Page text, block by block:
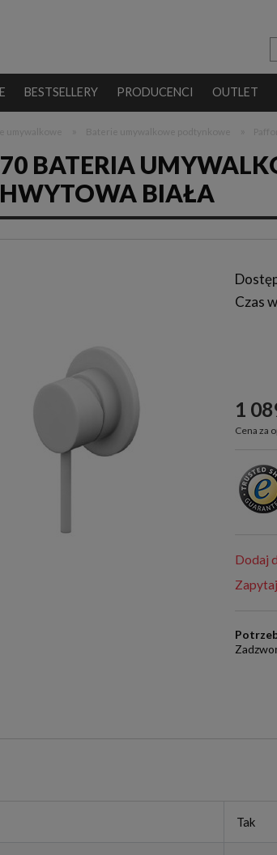
BESTSELLERY PRODUCENCI OUTLET
BATERIA
BIAŁA
Czas
1
Cena za
Dodaj
Tak